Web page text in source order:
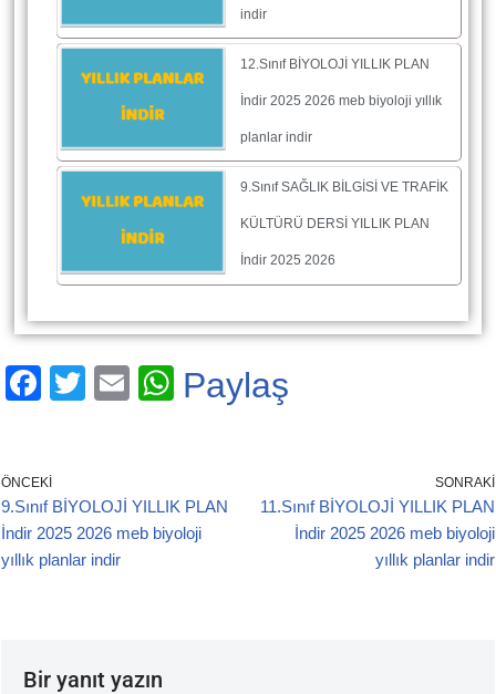
indir
12.Sınıf BİYOLOJİ YILLIK PLAN
İndir 2025 2026 meb biyoloji yıllık
planlar indir
9.Sınıf SAĞLIK BİLGİSİ VE TRAFİK
KÜLTÜRÜ DERSİ YILLIK PLAN
İndir 2025 2026
F
e
b
o
T
E
W
A
Paylaş
ÖNCEKI
9.Sınıf BİYOLOJİ YILLIK PLAN
İndir 2025 2026 meb biyoloji
yıllık planlar indir
SONRAKI
11.Sınıf BİYOLOJİ YILLIK PLAN
İndir 2025 2026 meb biyoloji
yıllık planlar indir
Bir yanıt yazın